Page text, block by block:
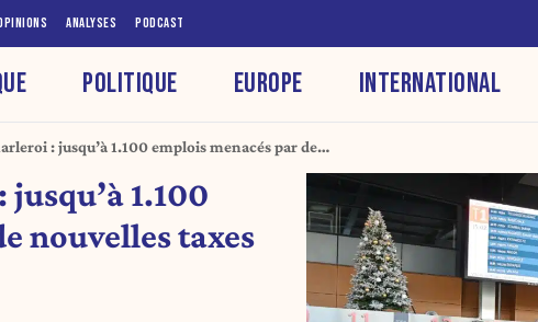
ANALYSES PODCAST
POLITIQUE EUROPE INTERNATIONAL
: jusqu’à 1.100 emplois menacés par de
1.100
nouvelles taxes